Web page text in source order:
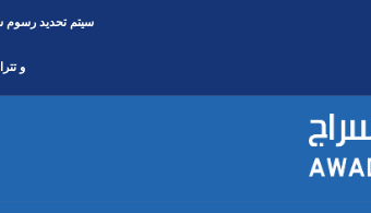
سيتم تحديد
و